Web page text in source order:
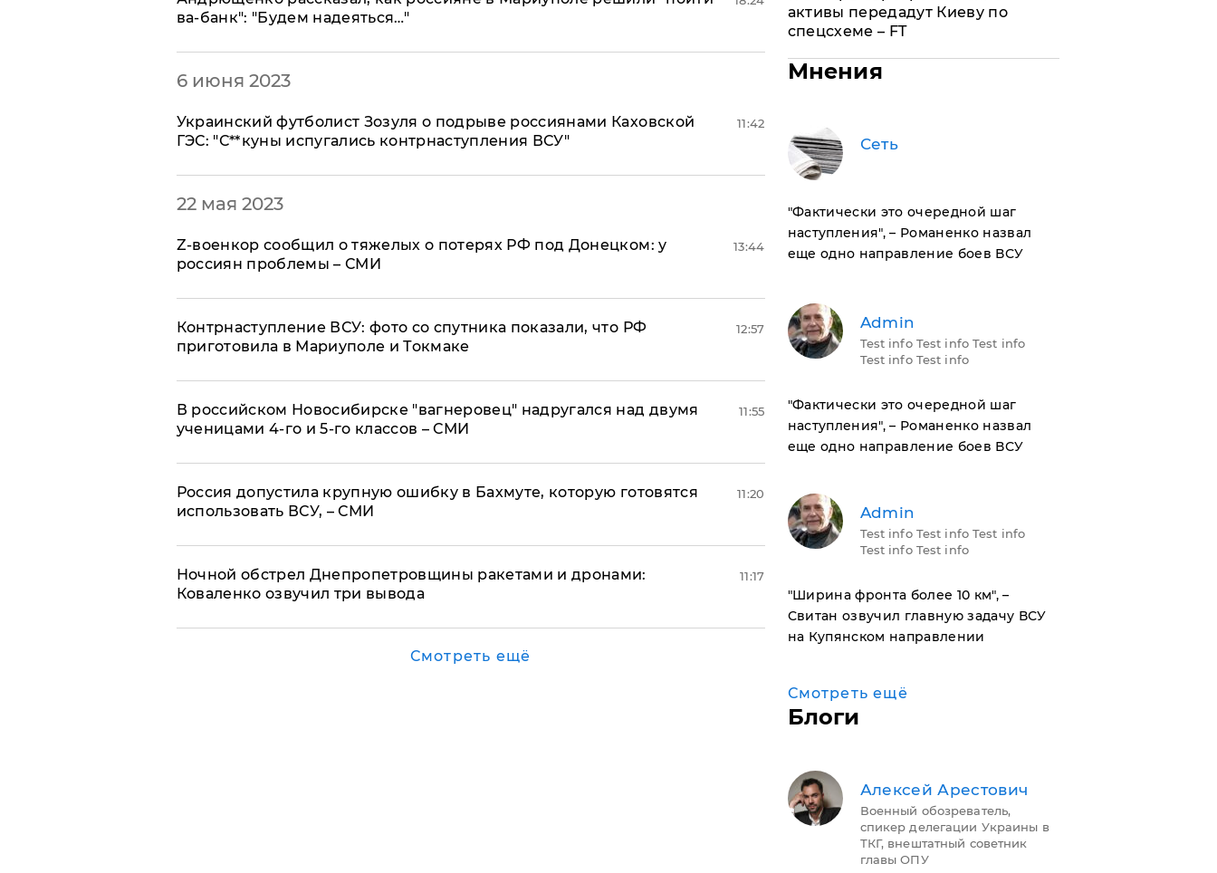
ва-банк": "Будем надеяться…"
6 июня 2023
Украинский футболист Зозуля о подрыве россиянами Каховской
ГЭС: "С**куны испугались контрнаступления ВСУ"
11:42
22 мая 2023
Z-военкор сообщил о тяжелых о потерях РФ под Донецком: у
россиян проблемы – СМИ
13:44
Контрнаступление ВСУ: фото со спутника показали, что РФ
приготовила в Мариуполе и Токмаке
12:57
В российском Новосибирске "вагнеровец" надругался над двумя
ученицами 4-го и 5-го классов – СМИ
11:55
Россия допустила крупную ошибку в Бахмуте, которую готовятся
использовать ВСУ, – СМИ
11:20
​Ночной обстрел Днепропетровщины ракетами и дронами:
Коваленко озвучил три вывода
11:17
Смотреть ещё
активы передадут Киеву по
спецсхеме – FT
Мнения
Сеть
​"Фактически это очередной шаг
наступления", – Романенко назвал
еще одно направление боев ВСУ
Admin
Test info Test info Test info
Test info Test info
​"Фактически это очередной шаг
наступления", – Романенко назвал
еще одно направление боев ВСУ
Admin
Test info Test info Test info
Test info Test info
​"Ширина фронта более 10 км", –
Свитан озвучил главную задачу ВСУ
на Купянском направлении
Смотреть ещё
Блоги
Алексей Арестович
Военный обозреватель,
спикер делегации Украины в
ТКГ, внештатный советник
главы ОПУ